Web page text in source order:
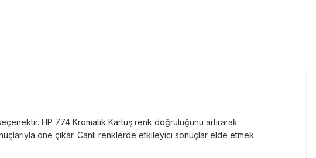
HP 774 Kromatik Kartuş renk doğruluğunu artırarak
öne çıkar. Canlı renklerde etkileyici sonuçlar elde etmek